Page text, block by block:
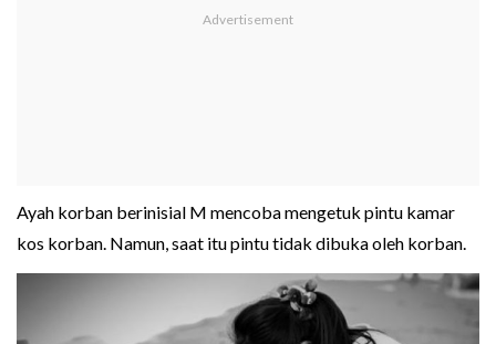
Ayah korban berinisial M mencoba mengetuk pintu kamar
kos korban. Namun, saat itu pintu tidak dibuka oleh korban.